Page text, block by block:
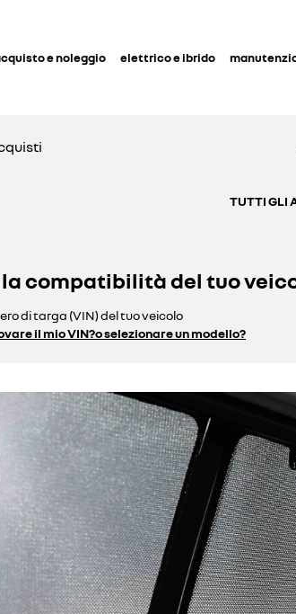
e noleggio elettrico e ibrido
TUTTI GLI
compatibilità del tuo
di targa (VIN) del tuo veicolo
il mio VIN?o selezionare un modello?